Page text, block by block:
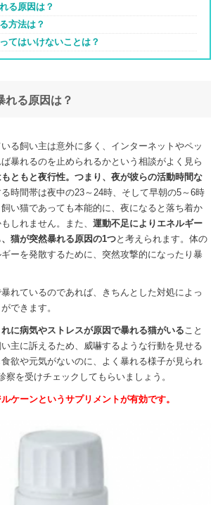
る原因は？
方法は？
てはいけないことは？
れる原因は？
る飼い主は意外に多く、インターネットやペッ
暴れるのを止められるかという相談がよく見ら
ともと夜行性。つまり、夜が彼らの活動時間な
時間帯は夜中の23～24時、そして早朝の5～6時
い猫であっても本能的に、夜になると落ち着か
しれません。また、 運動不足によりエネルギー
猫が突然暴れる原因の1つと考えられます。体の
ーを発散するために、突然攻撃的になったり暴
れているのであれば、きちんとした対処によっ
できます。
れに病気やストレスが原因で暴れる猫がいる こと
主に訴えるため、威嚇するような行動を見せる
欲や元気がないのに、よく暴れる様子が見られ
察を受けチェックしてもらいましょう。
ケーンというサプリメントが有効です。